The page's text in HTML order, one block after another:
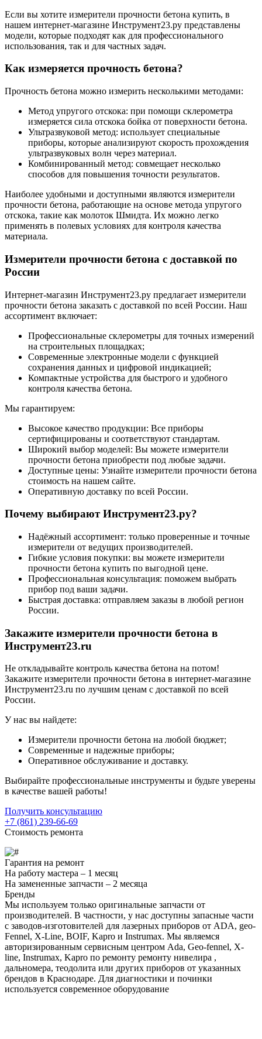
Если вы хотите измерители прочности бетона купить, в
нашем интернет-магазине Инструмент23.ру представлены
модели, которые подходят как для профессионального
использования, так и для частных задач.
Как измеряется прочность бетона?
Прочность бетона можно измерить несколькими методами:
Метод упругого отскока: при помощи склерометра
измеряется сила отскока бойка от поверхности бетона.
Ультразвуковой метод: использует специальные
приборы, которые анализируют скорость прохождения
ультразвуковых волн через материал.
Комбинированный метод: совмещает несколько
способов для повышения точности результатов.
Наиболее удобными и доступными являются измерители
прочности бетона, работающие на основе метода упругого
отскока, такие как молоток Шмидта. Их можно легко
применять в полевых условиях для контроля качества
материала.
Измерители прочности бетона с доставкой по
России
Интернет-магазин Инструмент23.ру предлагает измерители
прочности бетона заказать с доставкой по всей России. Наш
ассортимент включает:
Профессиональные склерометры для точных измерений
на строительных площадках;
Современные электронные модели с функцией
сохранения данных и цифровой индикацией;
Компактные устройства для быстрого и удобного
контроля качества бетона.
Мы гарантируем:
Высокое качество продукции: Все приборы
сертифицированы и соответствуют стандартам.
Широкий выбор моделей: Вы можете измерители
прочности бетона приобрести под любые задачи.
Доступные цены: Узнайте измерители прочности бетона
стоимость на нашем сайте.
Оперативную доставку по всей России.
Почему выбирают Инструмент23.ру?
Надёжный ассортимент: только проверенные и точные
измерители от ведущих производителей.
Гибкие условия покупки: вы можете измерители
прочности бетона купить по выгодной цене.
Профессиональная консультация: поможем выбрать
прибор под ваши задачи.
Быстрая доставка: отправляем заказы в любой регион
России.
Закажите измерители прочности бетона в
Инструмент23.ru
Не откладывайте контроль качества бетона на потом!
Закажите измерители прочности бетона в интернет-магазине
Инструмент23.ru по лучшим ценам с доставкой по всей
России.
У нас вы найдете:
Измерители прочности бетона на любой бюджет;
Современные и надежные приборы;
Оперативное обслуживание и доставку.
Выбирайте профессиональные инструменты и будьте уверены
в качестве вашей работы!
Получить консультацию
+7 (861) 239-66-69
Стоимость ремонта
Гарантия на ремонт
На работу мастера – 1 месяц
На замененные запчасти – 2 месяца
Бренды
Мы используем только оригинальные запчасти от
производителей. В частности, у нас доступны запасные части
с заводов-изготовителей для лазерных приборов от ADA, geo-
Fennel, X-Line, BOIF, Kapro и Instrumax. Мы являемся
авторизированным сервисным центром Ada, Geo-fennel, X-
line, Instrumax, Kapro по ремонту ремонту нивелира ,
дальномера, теодолита или других приборов от указанных
брендов в Краснодаре. Для диагностики и починки
используется современное оборудование